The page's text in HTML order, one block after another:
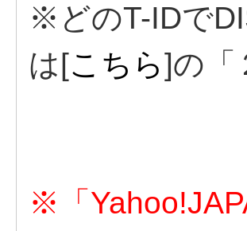
※どのT-IDで
は[こちら]の「
※「